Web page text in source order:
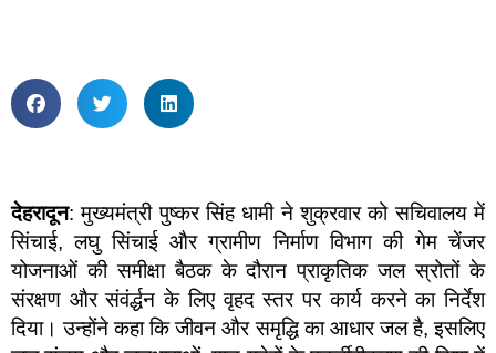
देहरादून: मुख्यमंत्री पुष्कर सिंह धामी ने शुक्रवार को सचिवालय में
सिंचाई, लघु सिंचाई और ग्रामीण निर्माण विभाग की गेम चेंजर
योजनाओं की समीक्षा बैठक के दौरान प्राकृतिक जल स्रोतों के
संरक्षण और संवंर्द्धन के लिए वृहद स्तर पर कार्य करने का निर्देश
दिया। उन्होंने कहा कि जीवन और समृद्धि का आधार जल है, इसलिए